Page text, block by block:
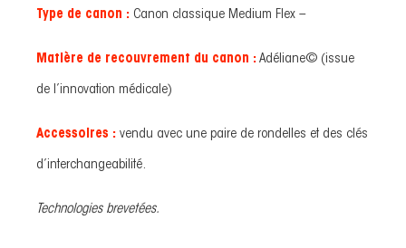
Type de canon : Canon classique Medium Flex –
Matière de recouvrement du canon : Adéliane© (issue
de l’innovation médicale)
Accessoires : vendu avec une paire de rondelles et des clés
d’interchangeabilité.
Technologies brevetées.